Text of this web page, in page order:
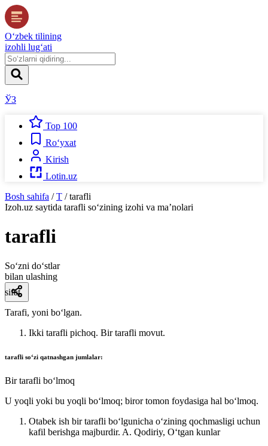
O‘zbek tilining
izohli lug‘ati
ЎЗ
Top 100
Ro‘yxat
Kirish
Lotin.uz
Bosh sahifa / T / tarafli
Izoh.uz saytida tarafli so‘zining izohi va ma’nolari
tarafli
So‘zni do‘stlar
bilan ulashing
sifat
Tarafi, yoni boʻlgan.
Ikki tarafli pichoq. Bir tarafli movut.
tarafli soʻzi qatnashgan jumlalar:
Bir tarafli boʻlmoq
U yoqli yoki bu yoqli boʻlmoq; biror tomon foydasiga hal boʻlmoq.
Otabek ish bir tarafli boʻlgunicha oʻzining qochmasligi uchun
kafil berishga majburdir. A. Qodiriy, Oʻtgan kunlar